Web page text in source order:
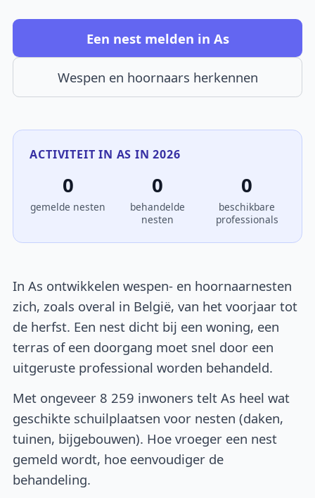
Een nest melden in As
Wespen en hoornaars herkennen
ACTIVITEIT IN AS IN 2026
0
gemelde nesten
0
behandelde
nesten
0
beschikbare
professionals
In As ontwikkelen wespen- en hoornaarnesten
zich, zoals overal in België, van het voorjaar tot
de herfst. Een nest dicht bij een woning, een
terras of een doorgang moet snel door een
uitgeruste professional worden behandeld.
Met ongeveer 8 259 inwoners telt As heel wat
geschikte schuilplaatsen voor nesten (daken,
tuinen, bijgebouwen). Hoe vroeger een nest
gemeld wordt, hoe eenvoudiger de
behandeling.